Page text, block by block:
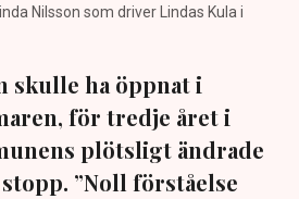
Nilsson som driver Lindas Kula i
skulle ha öppnat i
för tredje året i
plötsligt ändrade
”Noll förståelse